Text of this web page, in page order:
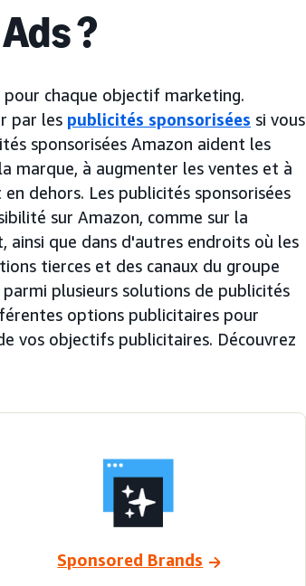
?
chaque objectif marketing.
par les publicités sponsorisées si vous
sponsorisées Amazon aident les
marque, à augmenter les ventes et à
dehors. Les publicités sponsorisées
sur Amazon, comme sur la
que dans d'autres endroits où les
tierces et des canaux du groupe
plusieurs solutions de publicités
options publicitaires pour
vos objectifs publicitaires. Découvrez
Sponsored Brands